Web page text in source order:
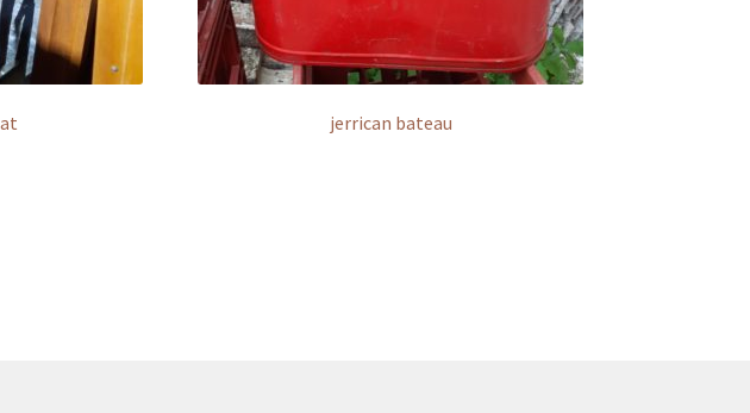
jerrican bateau